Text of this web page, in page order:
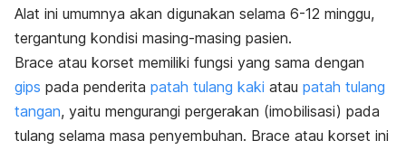
Alat ini umumnya akan digunakan selama 6-12 minggu,
tergantung kondisi masing-masing pasien.
Brace atau korset memiliki fungsi yang sama dengan
gips pada penderita patah tulang kaki atau patah tulang
tangan, yaitu mengurangi pergerakan (imobilisasi) pada
tulang selama masa penyembuhan. Brace atau korset ini